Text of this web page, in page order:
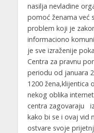
nasilja nevladine
pomoć ženama već
problem koji je
informaciono
je sve izraženije
Centra za pravnu
periodu od januara
1200 žena,klijentica
nekog oblika
centra zagovaraju
kako bi se i ovaj vid
ostvare svoje